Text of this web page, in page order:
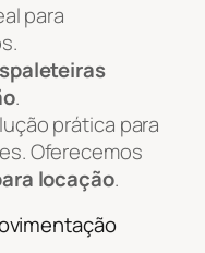
para
.
prática para
Oferecemos
locação.